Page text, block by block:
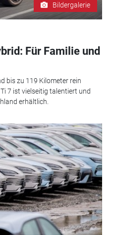
Bildergalerie
Für Familie und
bis zu 119 Kilometer rein
7 ist vielseitig talentiert und
erhältlich.